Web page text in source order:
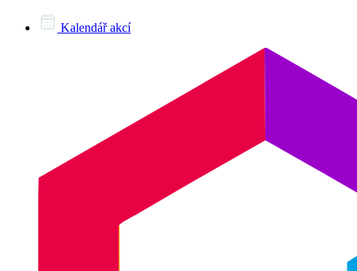
Kalendář akcí